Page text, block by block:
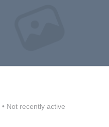
• Not recently active